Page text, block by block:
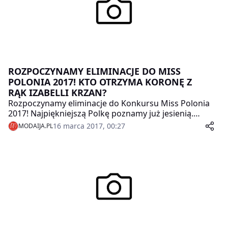
ROZPOCZYNAMY ELIMINACJE DO MISS
POLONIA 2017! KTO OTRZYMA KORONĘ Z
RĄK IZABELLI KRZAN?
Rozpoczynamy eliminacje do Konkursu Miss Polonia
2017! Najpiękniejszą Polkę poznamy już jesienią.
Aktualnie trwają castingi w największych miastach
Polski!
MODAIJA.PL16 marca 2017, 00:27